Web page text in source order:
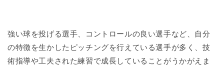
強い球を投げる選手、コントロールの良い選手など、自分
の特徴を生かしたピッチングを行えている選手が多く、技
術指導や工夫された練習で成長していることがうかがえま